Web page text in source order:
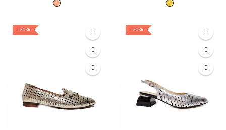
-30% -20%